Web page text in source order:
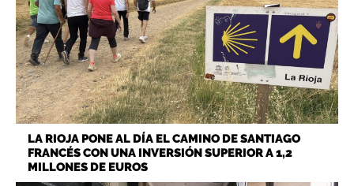
LA RIOJA PONE AL DÍA EL CAMINO DE SANTIAGO
FRANCÉS CON UNA INVERSIÓN SUPERIOR A 1,2
MILLONES DE EUROS